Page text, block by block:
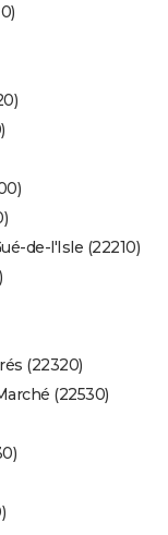
de-l'Isle (22210)
(22320)
(22530)